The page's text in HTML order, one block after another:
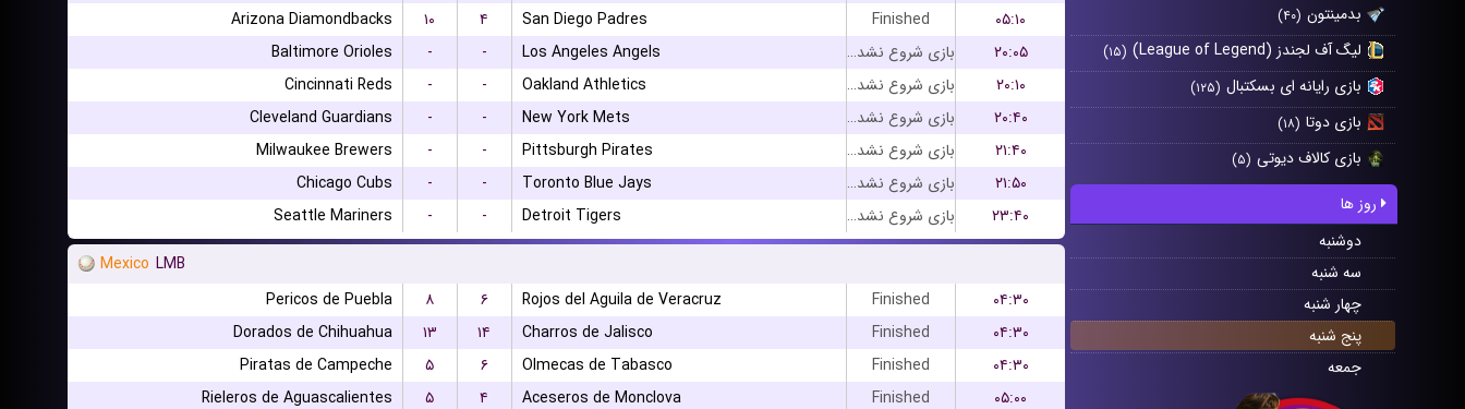
بدمینتون (۴۰)
لیگ آف لجندز (League of Legend) (۱۵)
بازی رایانه ای بسکتبال (۱۲۵)
بازی دوتا (۱۸)
بازی کالاف دیوتی (۵)
روز ها
دوشنبه
سه شنبه
چهار شنبه
پنج شنبه
جمعه
Arizona Diamondbacks
۱۰ ۴ San Diego Padres Finished
۰۵:۱۰
Baltimore Orioles
- - Los Angeles Angels بازی شروع نشده است
۲۰:۰۵
Cincinnati Reds
- - Oakland Athletics بازی شروع نشده است
۲۰:۱۰
Cleveland Guardians
- - New York Mets بازی شروع نشده است
۲۰:۴۰
Milwaukee Brewers
- - Pittsburgh Pirates بازی شروع نشده است
۲۱:۴۰
Chicago Cubs
- - Toronto Blue Jays بازی شروع نشده است
۲۱:۵۰
Seattle Mariners
- - Detroit Tigers بازی شروع نشده است
۲۳:۴۰
Mexico LMB
Pericos de Puebla
۸ ۶ Rojos del Aguila de Veracruz Finished
۰۴:۳۰
Dorados de Chihuahua
۱۳ ۱۴ Charros de Jalisco Finished
۰۴:۳۰
Piratas de Campeche
۵ ۶ Olmecas de Tabasco Finished
۰۴:۳۰
Rieleros de Aguascalientes
۵ ۴ Aceseros de Monclova Finished
۰۵:۰۰